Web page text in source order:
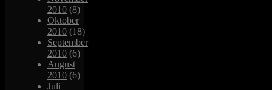
2010 (8)
Oktober
2010 (18)
September
2010 (6)
August
2010 (6)
Juli